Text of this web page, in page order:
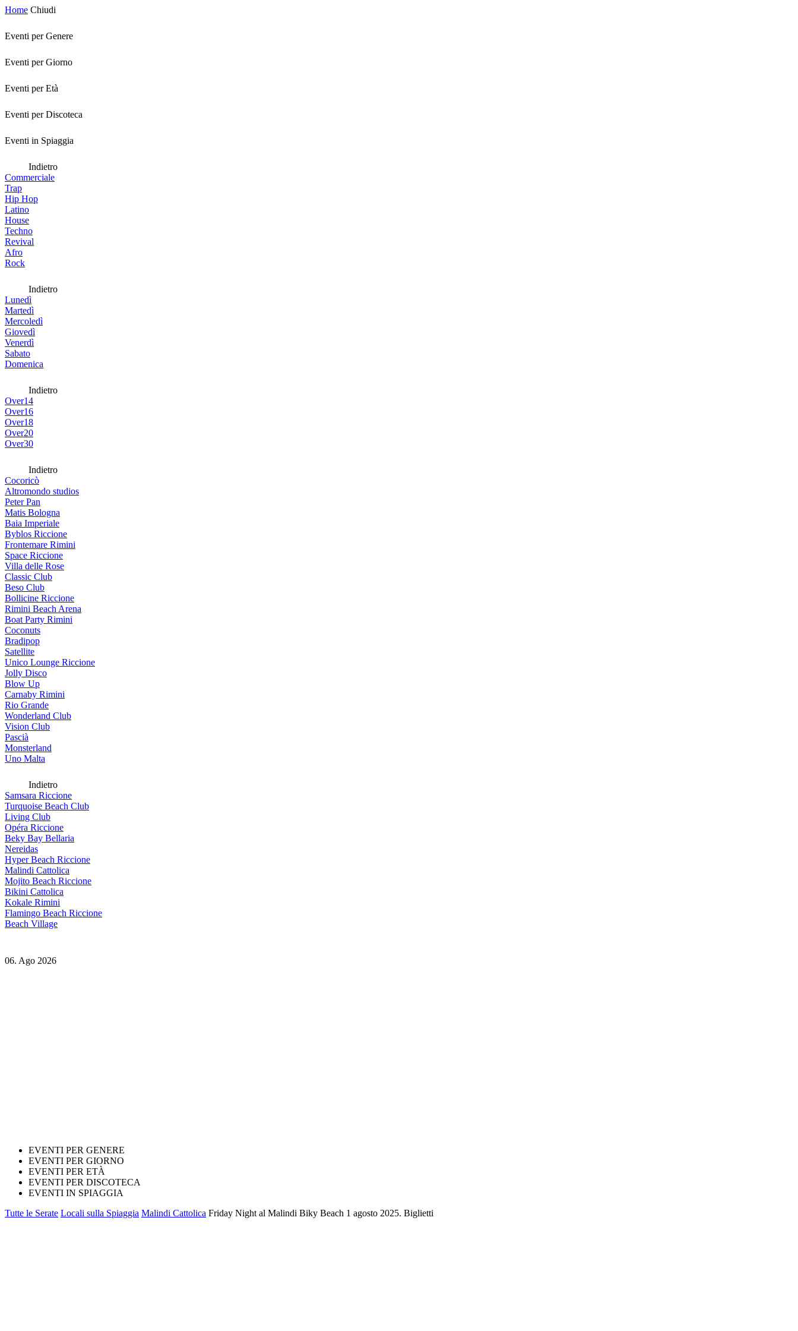
Home Chiudi
Eventi per Genere
Eventi per Giorno
Eventi per Età
Eventi per Discoteca
Eventi in Spiaggia
Indietro
Commerciale
Trap
Hip Hop
Latino
House
Techno
Revival
Afro
Rock
Indietro
Lunedì
Martedì
Mercoledì
Giovedì
Venerdì
Sabato
Domenica
Indietro
Over14
Over16
Over18
Over20
Over30
Indietro
Cocoricò
Altromondo studios
Peter Pan
Matis Bologna
Baia Imperiale
Byblos Riccione
Frontemare Rimini
Space Riccione
Villa delle Rose
Classic Club
Beso Club
Bollicine Riccione
Rimini Beach Arena
Boat Party Rimini
Coconuts
Bradipop
Satellite
Unico Lounge Riccione
Jolly Disco
Blow Up
Carnaby Rimini
Rio Grande
Wonderland Club
Vision Club
Pascià
Monsterland
Uno Malta
Indietro
Samsara Riccione
Turquoise Beach Club
Living Club
Opéra Riccione
Beky Bay Bellaria
Nereidas
Hyper Beach Riccione
Malindi Cattolica
Mojito Beach Riccione
Bikini Cattolica
Kokale Rimini
Flamingo Beach Riccione
Beach Village
06. Ago 2026
EVENTI PER GENERE
EVENTI PER GIORNO
EVENTI PER ETÀ
EVENTI PER DISCOTECA
EVENTI IN SPIAGGIA
Tutte le Serate Locali sulla Spiaggia Malindi Cattolica Friday Night al Malindi Biky Beach 1 agosto 2025. Biglietti